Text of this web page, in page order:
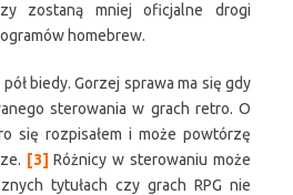
zostaną mniej oficjalne drogi
homebrew.
biedy. Gorzej sprawa ma się gdy
sterowania w grach retro. O
się rozpisałem i może powtórzę
[3] Różnicy w sterowaniu może
tytułach czy grach RPG nie